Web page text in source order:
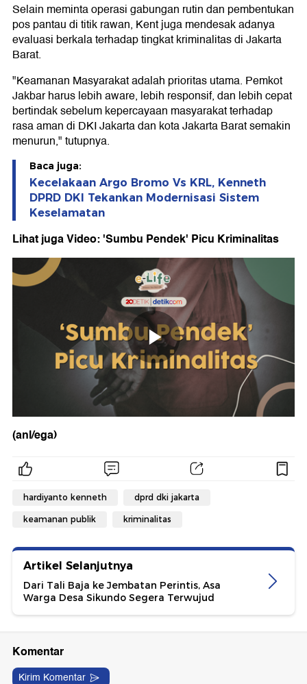
Selain meminta operasi gabungan rutin dan pembentukan
pos pantau di titik rawan, Kent juga mendesak adanya
evaluasi berkala terhadap tingkat kriminalitas di Jakarta
Barat.
"Keamanan Masyarakat adalah prioritas utama. Pemkot
Jakbar harus lebih aware, lebih responsif, dan lebih cepat
bertindak sebelum kepercayaan masyarakat terhadap
rasa aman di DKI Jakarta dan kota Jakarta Barat semakin
menurun," tutupnya.
Baca juga:
Kecelakaan Argo Bromo Vs KRL, Kenneth
DPRD DKI Tekankan Modernisasi Sistem
Keselamatan
Lihat juga Video: 'Sumbu Pendek' Picu Kriminalitas
(anl/ega)
hardiyanto kenneth dprd dki jakarta
keamanan publik kriminalitas
Artikel Selanjutnya
Dari Tali Baja ke Jembatan Perintis, Asa
Warga Desa Sikundo Segera Terwujud